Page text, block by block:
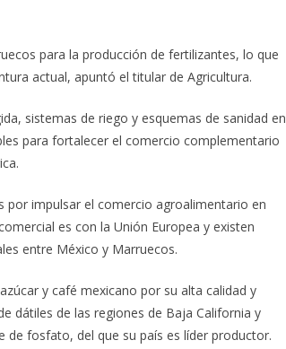
para la producción de fertilizantes, lo que
actual, apuntó el titular de Agricultura.
sistemas de riego y esquemas de sanidad en
para fortalecer el comercio complementario
por impulsar el comercio agroalimentario en
es con la Unión Europea y existen
entre México y Marruecos.
y café mexicano por su alta calidad y
dátiles de las regiones de Baja California y
fosfato, del que su país es líder productor.